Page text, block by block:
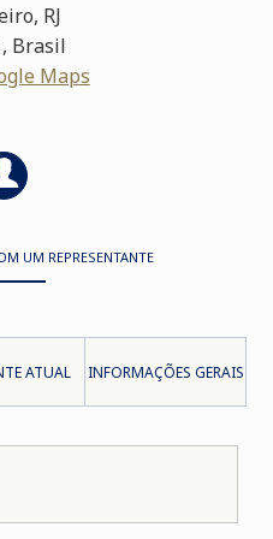
RJ
Brasil
Maps
UM REPRESENTANTE
ATUAL INFORMAÇÕES GERAIS